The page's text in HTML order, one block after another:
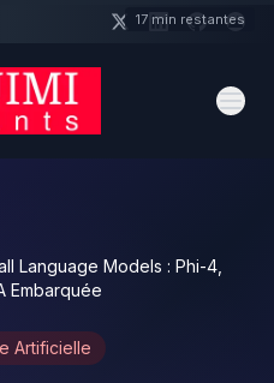
Language Models : Phi-4,
Embarquée
Artificielle
17 min restantes